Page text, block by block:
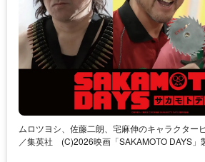
ムロツヨシ、佐藤二朗、宅麻伸のキャラクター
／集英社 (C)2026映画「SAKAMOTO DAYS」